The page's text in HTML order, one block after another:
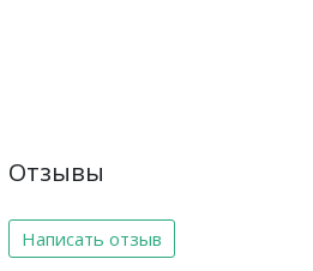
Отзывы
Написать отзыв